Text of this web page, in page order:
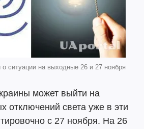
о ситуации на выходные 26 и 27 ноября
может выйти на
отключений света уже в эти
с 27 ноября. На 26